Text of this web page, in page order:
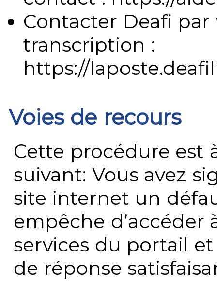
Contacter Deafi
transcription :
https://
Voies de recours
Cette procédure est
suivant: Vous avez
site internet un
empêche
services du portail
de réponse